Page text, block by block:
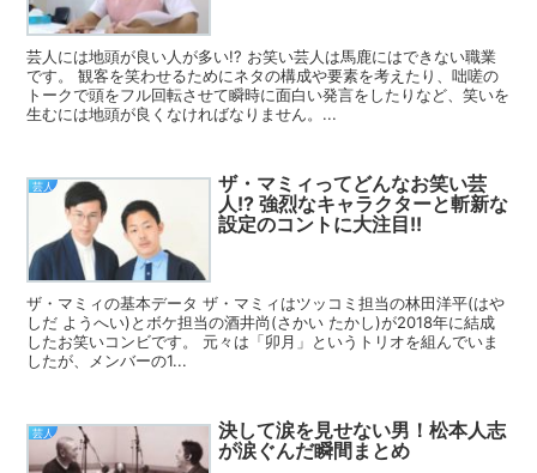
芸人には地頭が良い人が多い!? お笑い芸人は馬鹿にはできない職業
です。 観客を笑わせるためにネタの構成や要素を考えたり、咄嗟の
トークで頭をフル回転させて瞬時に面白い発言をしたりなど、笑いを
生むには地頭が良くなければなりません。...
芸人
ザ・マミィってどんなお笑い芸
人!? 強烈なキャラクターと斬新な
設定のコントに大注目!!
ザ・マミィの基本データ ザ・マミィはツッコミ担当の林田洋平(はや
しだ ようへい)とボケ担当の酒井尚(さかい たかし)が2018年に結成
したお笑いコンビです。 元々は「卯月」というトリオを組んでいま
したが、メンバーの1...
芸人
決して涙を見せない男！松本人志
が涙ぐんだ瞬間まとめ